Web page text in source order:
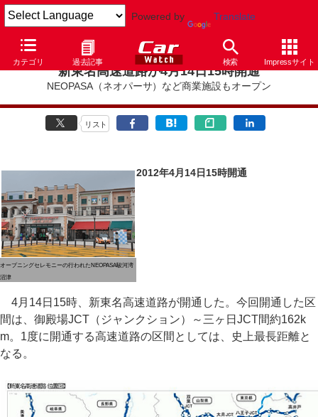
Powered by Translate
カテゴリ 過去記事 検索 Impressサイト
新東名高速道路が4月14日15時開通
NEOPASA（ネオパーサ）など商業施設もオープン
リスト
オープニングセレモニーの行われたNEOPASA駿河湾
沼津
2012年4月14日15時開通
4月14日15時、新東名高速道路が開通した。今回開通した区
間は、御殿場JCT（ジャンクション）～三ヶ日JCT間約162k
m。1度に開通する高速道路の区間としては、史上最長距離と
なる。